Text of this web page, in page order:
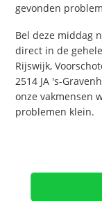
gevonden
Bel deze middag
direct in de
Rijswijk,
2514 JA 's-
onze vakmensen
problemen klein.